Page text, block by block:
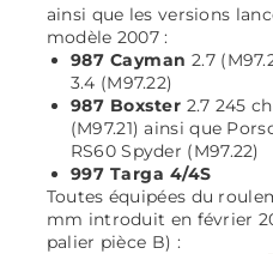
ainsi que les versions
modèle 2007 :
987 Cayman 2.7
3.4 (M97.22)
987 Boxster 2.7 245
(M97.21) ainsi que
RS60 Spyder (M97.22)
997 Targa 4/4S
Toutes équipées du
mm introduit en février
palier pièce B) :